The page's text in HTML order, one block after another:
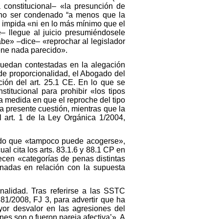
«la presunción de
ser condenado “a menos que la
«ni en lo más mínimo que el
llegue al juicio presumiéndosele
–dice– «reprochar al legislador
nada parecido».
contestadas en la alegación
proporcionalidad, el Abogado del
del art. 25.1 CE. En lo que se
para prohibir «los tipos
medida en que el reproche del tipo
presente cuestión, mientras que la
1 de la Ley Orgánica 1/2004,
que «tampoco puede acogerse»,
cita los arts. 83.1.6 y 88.1 CP en
«categorías de penas distintas
en relación con la supuesta
Tras referirse a las SSTC
2008, FJ 3, para advertir que ha
desvalor en las agresiones del
son o fueron pareja afectiva’». A